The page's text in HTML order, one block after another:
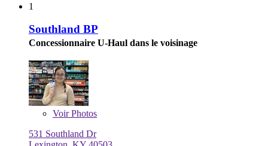
1
Southland BP
Concessionnaire U-Haul dans le voisinage
VoirPhotos
531 Southland Dr